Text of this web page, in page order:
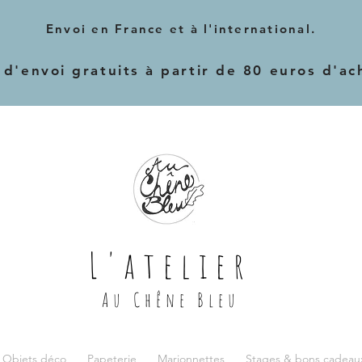
Envoi en France et à l'international.
d'envoi gratuits à partir de 80 euros
L'atelier
Au Chêne Bleu
Objets déco Papeterie Marionnettes Stages & bons